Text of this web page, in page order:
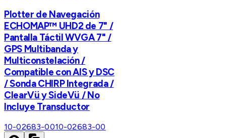
Plotter de Navegación
ECHOMAP™ UHD2 de 7" /
Pantalla Táctil WVGA 7" /
GPS Multibanda y
Multiconstelación /
Compatible con AIS y DSC
/ Sonda CHIRP Integrada /
ClearVü y SideVü / No
Incluye Transductor
10-02683-0010-02683-00